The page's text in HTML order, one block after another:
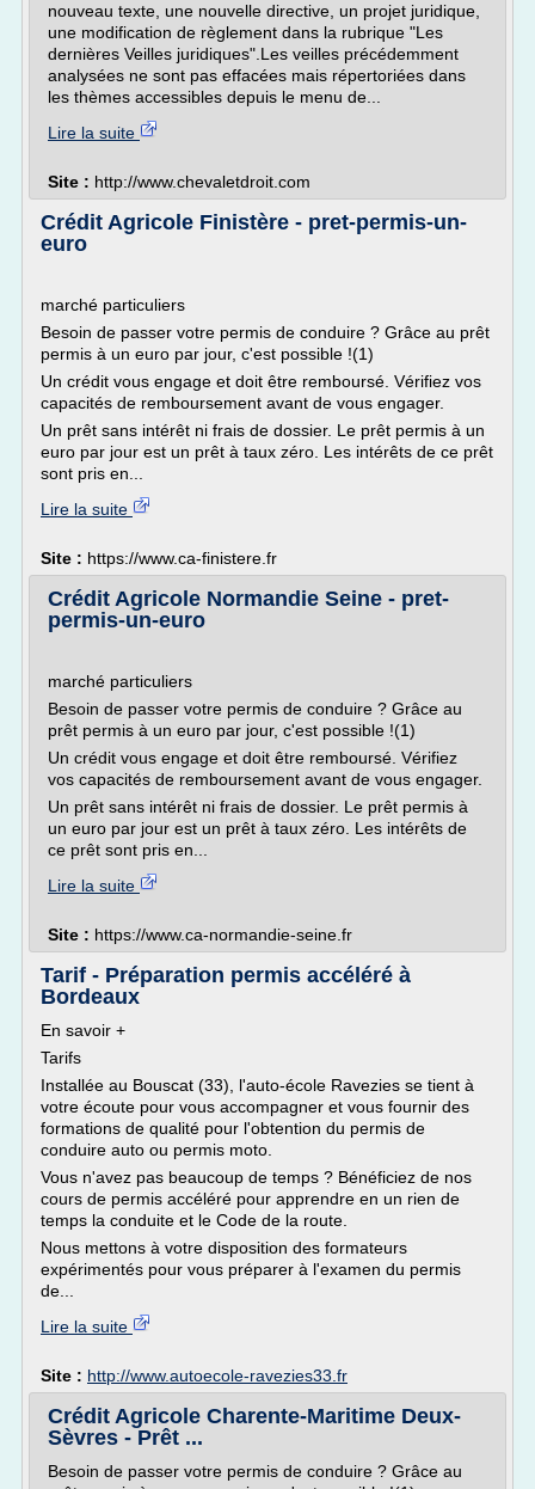
nouveau texte, une nouvelle directive, un projet juridique,
une modification de règlement dans la rubrique "Les
dernières Veilles juridiques".Les veilles précédemment
analysées ne sont pas effacées mais répertoriées dans
les thèmes accessibles depuis le menu de...
Lire la suite
Site : http://www.chevaletdroit.com
Crédit Agricole Finistère - pret-permis-un-
euro
marché particuliers
Besoin de passer votre permis de conduire ? Grâce au prêt
permis à un euro par jour, c'est possible !(1)
Un crédit vous engage et doit être remboursé. Vérifiez vos
capacités de remboursement avant de vous engager.
Un prêt sans intérêt ni frais de dossier. Le prêt permis à un
euro par jour est un prêt à taux zéro. Les intérêts de ce prêt
sont pris en...
Lire la suite
Site : https://www.ca-finistere.fr
Crédit Agricole Normandie Seine - pret-
permis-un-euro
marché particuliers
Besoin de passer votre permis de conduire ? Grâce au
prêt permis à un euro par jour, c'est possible !(1)
Un crédit vous engage et doit être remboursé. Vérifiez
vos capacités de remboursement avant de vous engager.
Un prêt sans intérêt ni frais de dossier. Le prêt permis à
un euro par jour est un prêt à taux zéro. Les intérêts de
ce prêt sont pris en...
Lire la suite
Site : https://www.ca-normandie-seine.fr
Tarif - Préparation permis accéléré à
Bordeaux
En savoir +
Tarifs
Installée au Bouscat (33), l'auto-école Ravezies se tient à
votre écoute pour vous accompagner et vous fournir des
formations de qualité pour l'obtention du permis de
conduire auto ou permis moto.
Vous n'avez pas beaucoup de temps ? Bénéficiez de nos
cours de permis accéléré pour apprendre en un rien de
temps la conduite et le Code de la route.
Nous mettons à votre disposition des formateurs
expérimentés pour vous préparer à l'examen du permis
de...
Lire la suite
Site : http://www.autoecole-ravezies33.fr
Crédit Agricole Charente-Maritime Deux-
Sèvres - Prêt ...
Besoin de passer votre permis de conduire ? Grâce au